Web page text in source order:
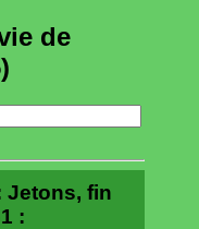
de
Jetons, fin
: